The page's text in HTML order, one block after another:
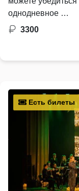
однодневное …
3300
Есть билеты